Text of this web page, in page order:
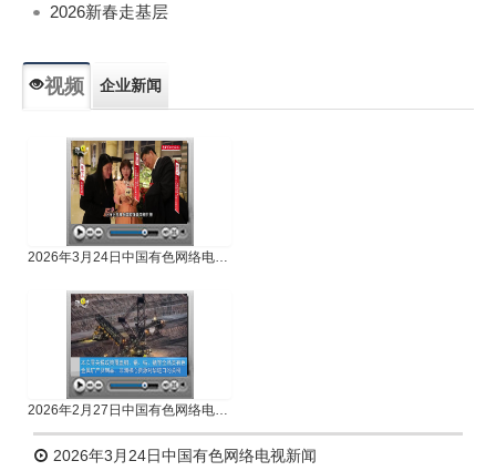
2026新春走基层
视频 企业新闻
2026年3月24日中国有色网络电视新闻
2026年2月27日中国有色网络电视新闻
2026年3月24日中国有色网络电视新闻